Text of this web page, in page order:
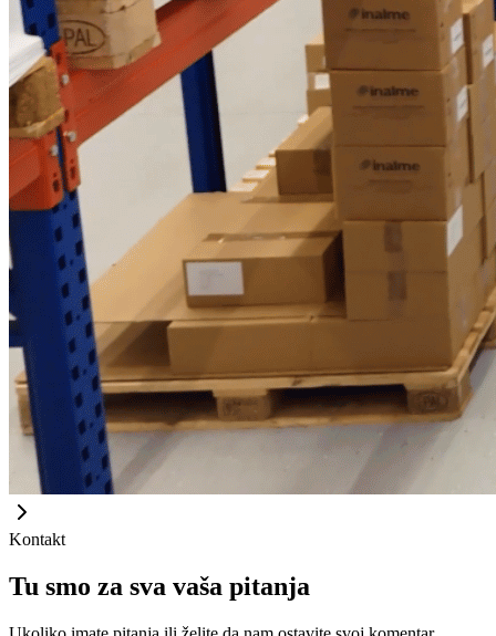
Kontakt
Tu smo za sva vaša pitanja